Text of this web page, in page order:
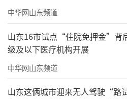
中华网山东频道
山东16市试点“住院免押金”背
级及以下医疗机构开展
中华网山东频道
山东这俩城市迎来无人驾驶“路